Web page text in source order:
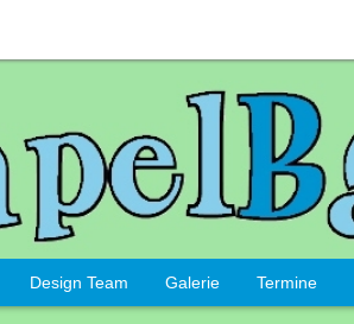
Design Team Galerie Termine